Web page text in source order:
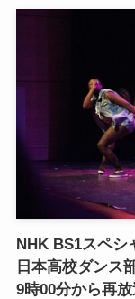
NHK BS1スペシ
日本高校ダンス
9時00分から再